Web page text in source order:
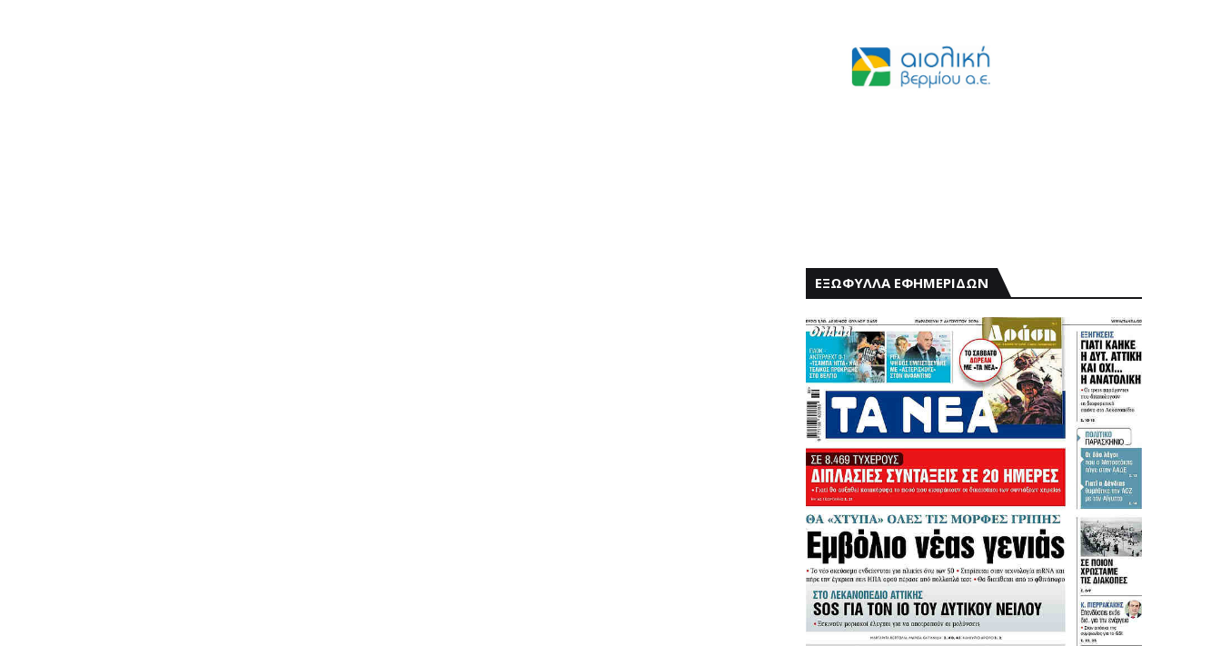
ΕΞΩΦΥΛΛΑ ΕΦΗΜΕΡΙΔΩΝ